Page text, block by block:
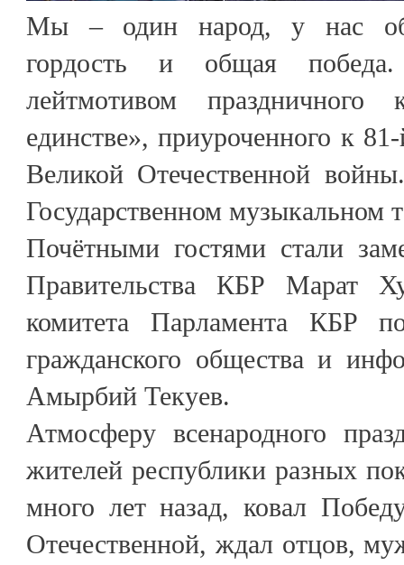
Мы – один народ, у нас
гордость и общая
лейтмотивом
единстве», приуроченного к
Великой Отечественной
Государственном музыкальном
Почётными гостями стали
Правительства КБР Марат
комитета Парламента КБР
гражданского общества и
Амырбий Текуев.
Атмосферу всенародного
жителей республики разных
много лет назад, ковал
Отечественной, ждал отцов,